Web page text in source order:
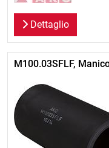
Dettaglio
M100.03SFLF,